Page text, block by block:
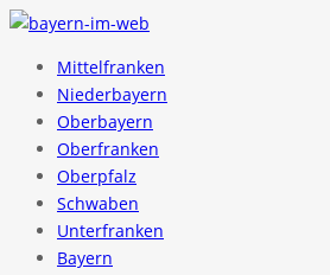
Mittelfranken
Niederbayern
Oberbayern
Oberfranken
Oberpfalz
Schwaben
Unterfranken
Bayern